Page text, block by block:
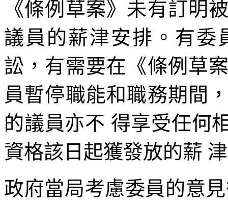
《條例草案》未有訂明
議員的薪津安排。有委
訟，有需要在《條例草
員暫停職能和職務期間
的議員亦不 得享受任何
資格該日起獲發放的薪
政府當局考慮委員的意